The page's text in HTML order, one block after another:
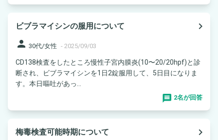
ビブラマイシンの服用について
navigate_next
person 30代/女性 - 2025/09/03
CD138検査をしたところ慢性子宮内膜炎(10〜20/20hpf)と診
断され、ビブラマイシンを1日2錠服用して、5日目になりま
す。本日嘔吐があっ...
2名が回答
梅毒検査可能時期について
navigate_next